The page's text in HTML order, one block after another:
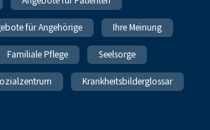
für Angehörige Ihre Meinung
Familiale Pflege Seelsorge
Krankheitsbilderglossar